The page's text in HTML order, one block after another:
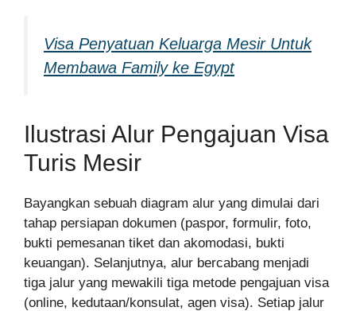
Visa Penyatuan Keluarga Mesir Untuk
Membawa Family ke Egypt
Ilustrasi Alur Pengajuan Visa
Turis Mesir
Bayangkan sebuah diagram alur yang dimulai dari
tahap persiapan dokumen (paspor, formulir, foto,
bukti pemesanan tiket dan akomodasi, bukti
keuangan). Selanjutnya, alur bercabang menjadi
tiga jalur yang mewakili tiga metode pengajuan visa
(online, kedutaan/konsulat, agen visa). Setiap jalur